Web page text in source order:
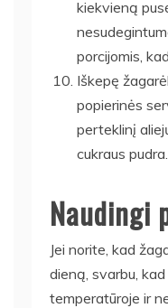
kiekvieną
porcijomis,
Iškepę
popierinės
perteklinį
cukraus pudra.
Naudingi
Jei norite, kad
dieną, svarbu,
temperatūroje ir